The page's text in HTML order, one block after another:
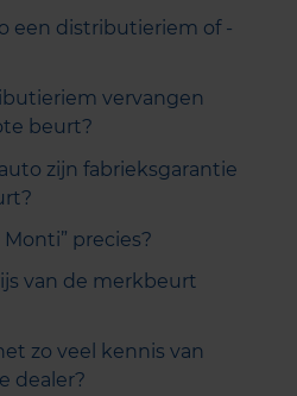
een distributieriem of -
vervangen
beurt?
zijn fabrieksgarantie
precies?
van de merkbeurt
zo veel kennis van
dealer?